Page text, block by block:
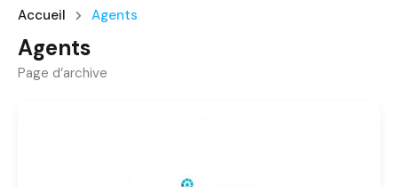
Accueil Agents
Agents
Page d’archive